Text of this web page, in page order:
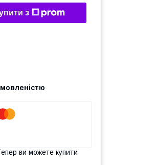
з
ви можете купити